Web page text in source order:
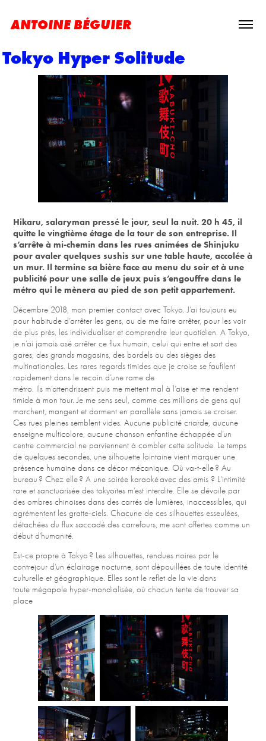
ANTOINE BÉGUIER
Tokyo Hyper Solitude
Hikaru, salaryman pressé le jour, seul la nuit. 20 h 45, il
quitte le vingtième étage de la tour de son entreprise. Il
s’arrête à mi-chemin dans les rues animées de Shinjuku
pour avaler quelques sushis sur une table haute, accolée à
un mur. Il termine sa bière face au menu du soir et à une
publicité pour une salle de jeux puis s’engouffre dans le
métro qui le mènera au pied de son petit appartement. ​​​​​​​
Décembre 2018, mon premier contact avec Tokyo. J’ai toujours eu
pour habitude d’arrêter les gens, ou de me faire arrêter, pour les voir
de plus près, les individualiser et comprendre leur quotidien. A Tokyo,
je n’ai jamais osé arrêter ce flux humain, celui qui entre et sort des
gares, des grands magasins, des bordels ou des sièges des
multinationales. Les rares regards timides que je croise se faufilent
rapidement dans le recoin d’une rame de
métro. Ils m’attendrissent puis me mettent mal à l’aise et me rendent
timide à mon tour. Je me sens seul, comme ces millions de gens qui
marchent, mangent et dorment en parallèle sans jamais se croiser.
Ces rues pleines semblent vides. Aucune publicité criarde, aucune
enseigne multicolore, aucune chanson enfantine échappée d’un
centre commercial ne parviennent à combler cette solitude. Le temps
de quelques secondes, une silhouette lointaine vient marquer une
présence humaine dans ce décor mécanique. Où va-t-elle ? Au
bureau ? Chez elle ? A une soirée karaoké avec des amis ? L’intimité
rare et sanctuarisée des tokyoïtes m’est interdite. Elle se dévoile par
des ombres chinoises dans des carrés de lumières, inaccessibles, qui
agrémentent les gratte-ciels. Chacune de ces silhouettes esseulées,
détachées du flux saccadé des carrefours, me sont offertes comme un
début d’humanité.
Est-ce propre à Tokyo ? Les silhouettes, rendues noires par le
contrejour d’un éclairage nocturne, sont dépouillées de toute identité
culturelle et géographique. Elles sont le reflet de la vie dans
toute mégapole hyper-mondialisée, où chacun tente de trouver sa
place